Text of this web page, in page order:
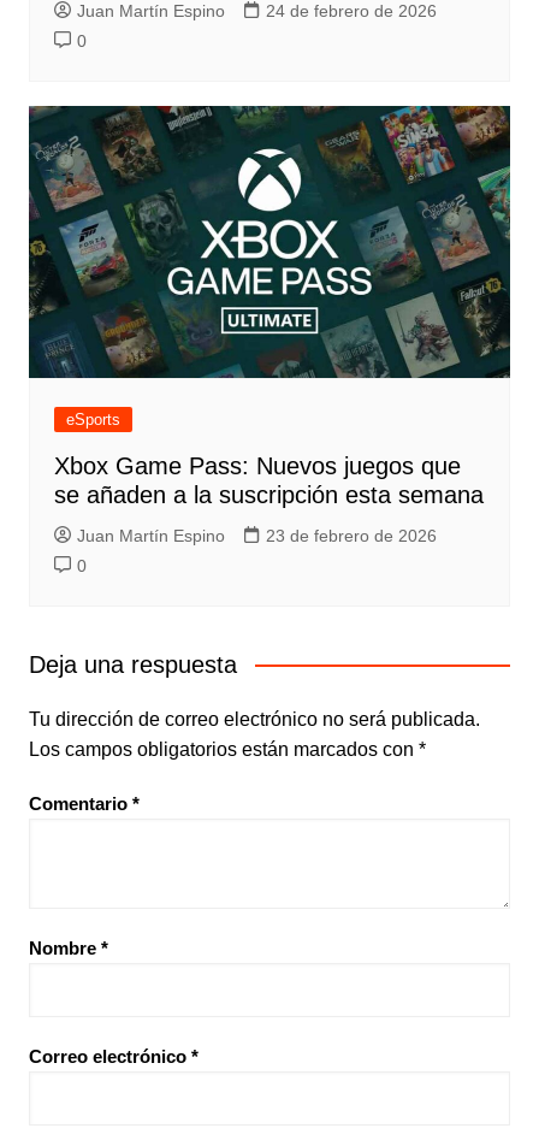
Juan Martín Espino
24 de febrero de 2026
0
eSports
Xbox Game Pass: Nuevos juegos que
se añaden a la suscripción esta semana
Juan Martín Espino
23 de febrero de 2026
0
Deja una respuesta
Tu dirección de correo electrónico no será publicada.
Los campos obligatorios están marcados con *
Comentario *
Nombre *
Correo electrónico *